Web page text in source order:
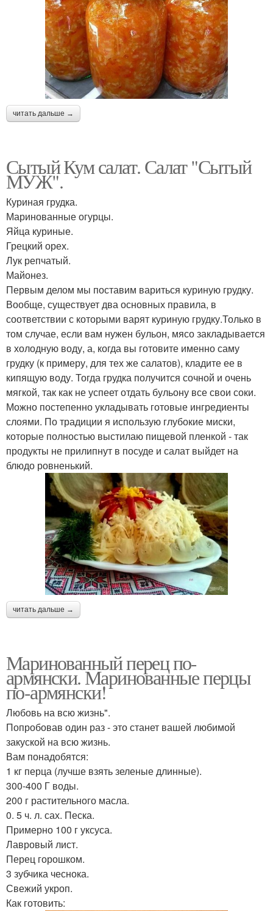
читать дальше →
Сытый Кум салат. Салат "Сытый
МУЖ".
Куриная грудка.
Маринованные огурцы.
Яйца куриные.
Грецкий орех.
Лук репчатый.
Майонез.
Первым делом мы поставим вариться куриную грудку.
Вообще, существует два основных правила, в
соответствии с которыми варят куриную грудку.Только в
том случае, если вам нужен бульон, мясо закладывается
в холодную воду, а, когда вы готовите именно саму
грудку (к примеру, для тех же салатов), кладите ее в
кипящую воду. Тогда грудка получится сочной и очень
мягкой, так как не успеет отдать бульону все свои соки.
Можно постепенно укладывать готовые ингредиенты
слоями. По традиции я использую глубокие миски,
которые полностью выстилаю пищевой пленкой - так
продукты не прилипнут в посуде и салат выйдет на
блюдо ровненький.
читать дальше →
Маринованный перец по-
армянски. Маринованные перцы
по-армянски!
Любовь на всю жизнь".
Попробовав один раз - это станет вашей любимой
закуской на всю жизнь.
Вам понадобятся:
1 кг перца (лучше взять зеленые длинные).
300-400 Г воды.
200 г растительного масла.
0. 5 ч. л. сах. Песка.
Примерно 100 г уксуса.
Лавровый лист.
Перец горошком.
3 зубчика чеснока.
Свежий укроп.
Как готовить: